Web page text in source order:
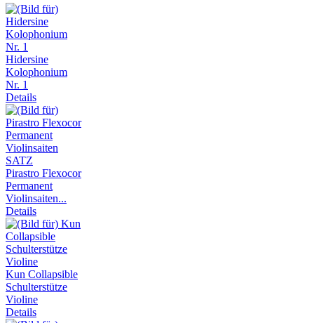
Hidersine
Kolophonium
Nr. 1
Details
Pirastro Flexocor
Permanent
Violinsaiten...
Details
Kun Collapsible
Schulterstütze
Violine
Details